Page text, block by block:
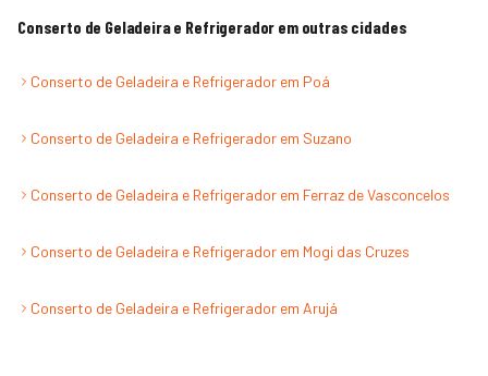
Conserto de Geladeira e Refrigerador em outras cidades
Conserto de Geladeira e Refrigerador em Poá
Conserto de Geladeira e Refrigerador em Suzano
Conserto de Geladeira e Refrigerador em Ferraz de Vasconcelos
Conserto de Geladeira e Refrigerador em Mogi das Cruzes
Conserto de Geladeira e Refrigerador em Arujá